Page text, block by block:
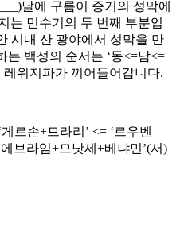
날에 구름이 증거의 성막에
는 민수기의 두 번째 부분입
시내 산 광야에서 성막을 만
는 백성의 순서는 ‘동<=남<=
위지파가 끼어들어갑니다.
르손+므라리’ <= ‘르우벤
에브라임+므낫세+베냐민’(서)